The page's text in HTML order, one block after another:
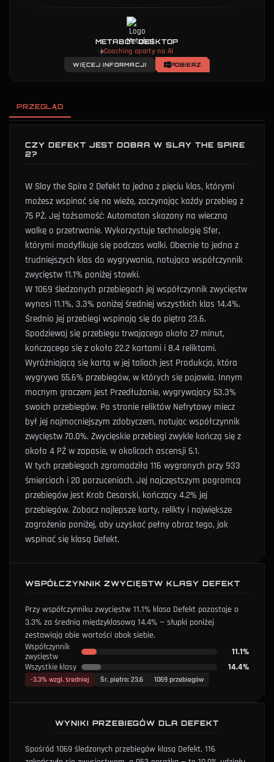
METABOT DESKTOP
Coaching oparty na AI
WIĘCEJ INFORMACJI POBIERZ
PRZEGLĄD
CZY DEFEKT JEST DOBRA W SLAY THE SPIRE
2?
W Slay the Spire 2 Defekt to jedna z pięciu klas, którymi
możesz wspinać się na wieżę, zaczynając każdy przebieg z
75 PŻ. Jej tożsamość: Automaton skazany na wieczną
walkę o przetrwanie. Wykorzystuje technologię Sfer,
którymi modyfikuje się podczas walki. Obecnie to jedna z
trudniejszych klas do wygrywania, notująca współczynnik
zwycięstw 11.1% poniżej stawki.
W 1069 śledzonych przebiegach jej współczynnik zwycięstw
wynosi 11.1%, 3.3% poniżej średniej wszystkich klas 14.4%.
Średnio jej przebiegi wspinają się do piętra 23.6.
Spodziewaj się przebiegu trwającego około 27 minut,
kończącego się z około 22.2 kartami i 8.4 reliktami.
Wyróżniającą się kartą w jej taliach jest Produkcja, która
wygrywa 55.6% przebiegów, w których się pojawia. Innym
mocnym graczem jest Przedłużanie, wygrywający 53.3%
swoich przebiegów. Po stronie reliktów Nefrytowy miecz
był jej najmocniejszym zdobyczem, notując współczynnik
zwycięstw 70.0%. Zwycięskie przebiegi zwykle kończą się z
około 4 PŻ w zapasie, w okolicach ascensji 5.1.
W tych przebiegach zgromadziła 116 wygranych przy 933
śmierciach i 20 porzuceniach. Jej najczęstszym pogromcą
przebiegów jest Krab Cesarski, kończący 4.2% jej
przebiegów. Zobacz najlepsze karty, relikty i największe
zagrożenia poniżej, aby uzyskać pełny obraz tego, jak
wspinać się klasą Defekt.
WSPÓŁCZYNNIK ZWYCIĘSTW KLASY DEFEKT
Przy współczynniku zwycięstw 11.1% klasa Defekt pozostaje o
3.3% za średnią międzyklasową 14.4% — słupki poniżej
zestawiają obie wartości obok siebie.
Współczynnik
zwycięstw
11.1%
Wszystkie klasy 14.4%
-3.3% wzgl. średniej Śr. piętro: 23.6 1069 przebiegów
WYNIKI PRZEBIEGÓW DLA DEFEKT
Spośród 1069 śledzonych przebiegów klasą Defekt, 116